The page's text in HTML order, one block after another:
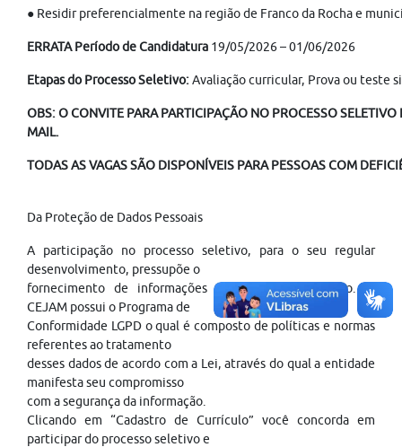
● Residir preferencialmente na região de Franco da Rocha e
ERRATA Período de Candidatura 19/05/2026 – 01/06/2026
Etapas do Processo Seletivo:Avaliação curricular, Prova ou teste
OBS: O CONVITE PARA PARTICIPAÇÃO NO PROCESSO SELETIVO
MAIL.
TODAS AS VAGAS SÃO DISPONÍVEIS PARA PESSOAS COM
Da Proteção de Dados Pessoais
A participação no processo seletivo, para o seu regular
desenvolvimento, pressupõe o
fornecimento de informações pessoais do candidato. O
CEJAM possui o Programa de
Conformidade LGPD o qual é composto de políticas e normas
referentes ao tratamento
desses dados de acordo com a Lei, através do qual a entidade
manifesta seu compromisso
com a segurança da informação.
Clicando em “Cadastro de Currículo” você concorda em
participar do processo seletivo e